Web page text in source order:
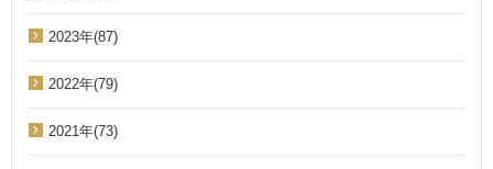
2023年(87)
2022年(79)
2021年(73)